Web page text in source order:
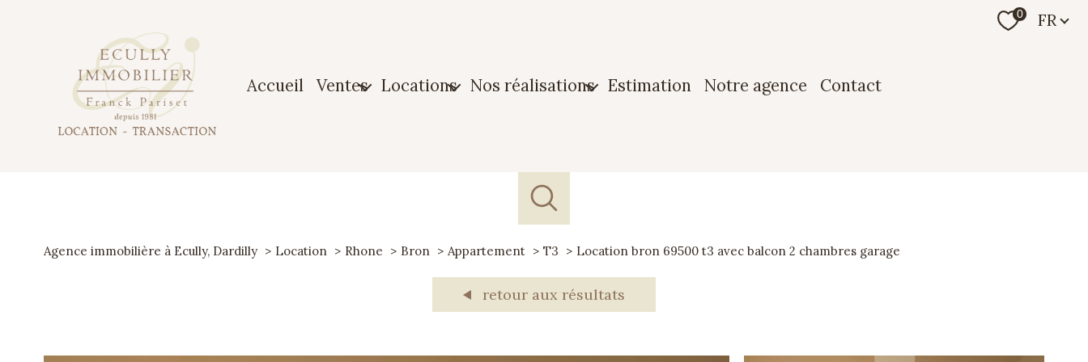
0 Langue
FR
accueil ventes
Garage
locations nos réalisations
Biens loués
estimation notre agence contact
Agence immobilière à Ecully, Dardilly Location Rhone Bron Appartement T3 Location bron 69500 t3 avec balcon 2 chambres garage
retour aux résultats